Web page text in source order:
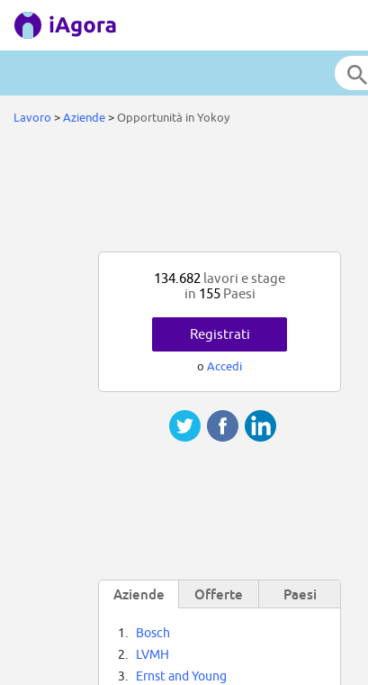
Lavoro >Aziende>Opportunità in Yokoy
134.682 lavori e stage
in 155Paesi
Registrati
o Accedi
Aziende Offerte Paesi
1.
Bosch
2.
LVMH
3.
Ernst and Young